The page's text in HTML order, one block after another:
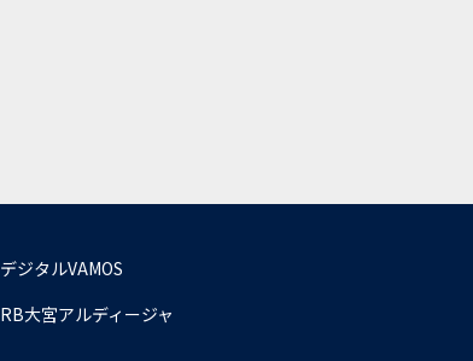
デジタルVAMOS
RB大宮アルディージャ